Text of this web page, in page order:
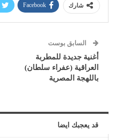
شارك Facebook
السابق بوست
أغنية جديدة للمطربة
العراقية (عفراء سلطان)
باللهجة المصرية
قد يعجبك ايضا